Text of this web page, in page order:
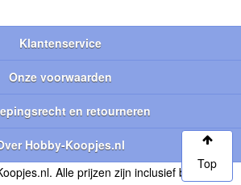
Klantenservice
Onze voorwaarden
en retourneren
Hobby-Koopjes.nl
Alle prijzen zijn inclusief btw.
Top